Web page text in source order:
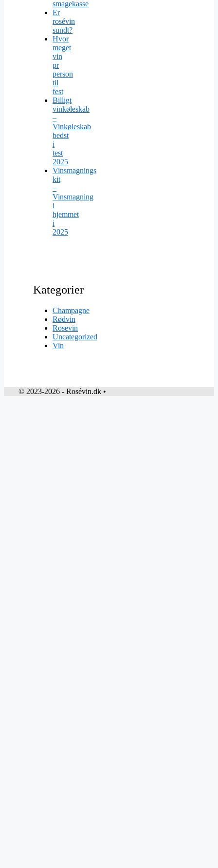
smagekasse
Er
rosévin
sundt?
Hvor
meget
vin
pr
person
til
fest
Billigt
vinkøleskab
–
Vinkøleskab
bedst
i
test
2025
Vinsmagnings
kit
–
Vinsmagning
i
hjemmet
i
2025
Kategorier
Champagne
Rødvin
Rosevin
Uncategorized
Vin
© 2023-2026 - Rosévin.dk •